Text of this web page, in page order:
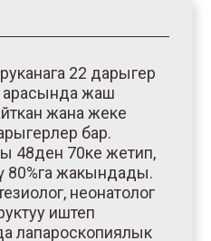
22 дарыгер
жаш
жана жеке
бар.
48ден 70ке жетип,
80%га жакындады.
неонатолог
иштеп
лапароскопиялык